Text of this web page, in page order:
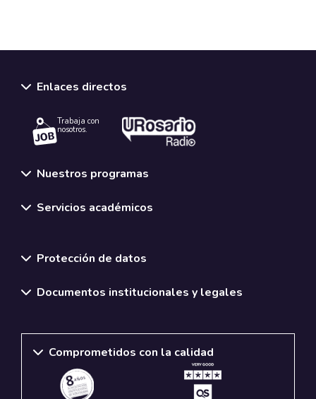
Enlaces directos
Trabaja con
nosotros.
Nuestros programas
Servicios académicos
Protección de datos
Documentos institucionales y legales
Comprometidos con la calidad